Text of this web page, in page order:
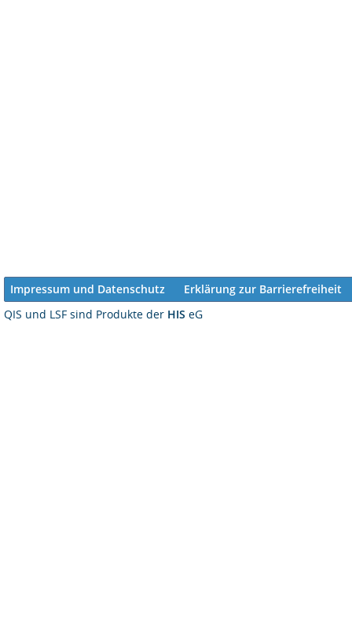
Impressum und Datenschutz
Erklärung zur Barrierefreiheit
QIS und LSF sind Produkte der HIS eG